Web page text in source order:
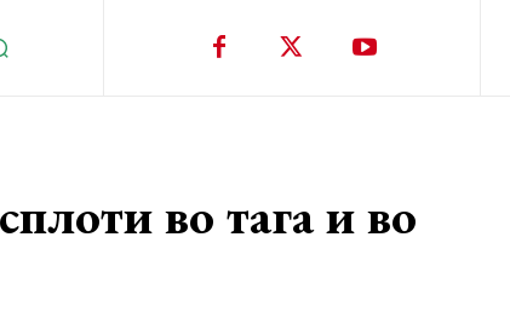
во тага и во